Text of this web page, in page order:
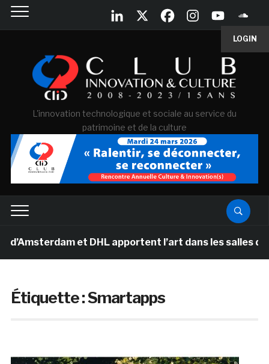
LOGIN
L'innovation technologique et sociale au service du
patrimoine et de la culture
et DHL apportent l’art dans les salles de
Étiquette :Smartapps